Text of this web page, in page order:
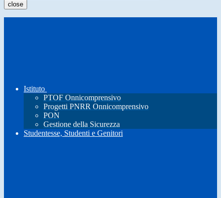
close
Istituto
PTOF Onnicomprensivo
Progetti PNRR Onnicomprensivo
PON
Gestione della Sicurezza
Studentesse, Studenti e Genitori